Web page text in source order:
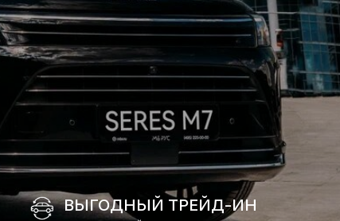
ТРЕЙД-ИН
онлайн